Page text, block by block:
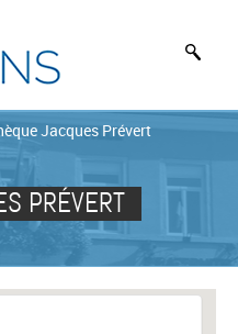
Jacques Prévert
PRÉVERT